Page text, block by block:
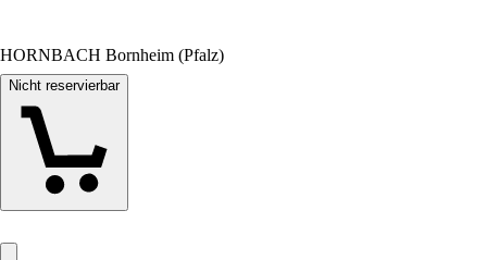
HORNBACH Bornheim (Pfalz)
Nicht reservierbar